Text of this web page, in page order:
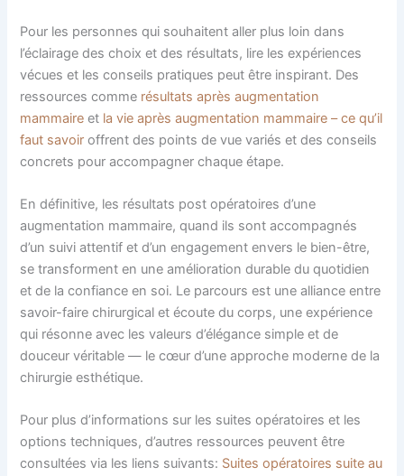
Pour les personnes qui souhaitent aller plus loin dans
l’éclairage des choix et des résultats, lire les expériences
vécues et les conseils pratiques peut être inspirant. Des
ressources comme résultats après augmentation
mammaire et la vie après augmentation mammaire – ce qu’il
faut savoir offrent des points de vue variés et des conseils
concrets pour accompagner chaque étape.
En définitive, les résultats post opératoires d’une
augmentation mammaire, quand ils sont accompagnés
d’un suivi attentif et d’un engagement envers le bien-être,
se transforment en une amélioration durable du quotidien
et de la confiance en soi. Le parcours est une alliance entre
savoir-faire chirurgical et écoute du corps, une expérience
qui résonne avec les valeurs d’élégance simple et de
douceur véritable — le cœur d’une approche moderne de la
chirurgie esthétique.
Pour plus d’informations sur les suites opératoires et les
options techniques, d’autres ressources peuvent être
consultées via les liens suivants: Suites opératoires suite au